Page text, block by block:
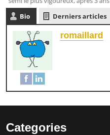
Bio
Derniers articles
romaillard
Categories